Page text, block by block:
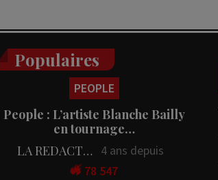
Populaires
PEOPLE
People : L’artiste Blanche Bailly
en tournage…
LA REDACTION
4 ans depuis
78 547